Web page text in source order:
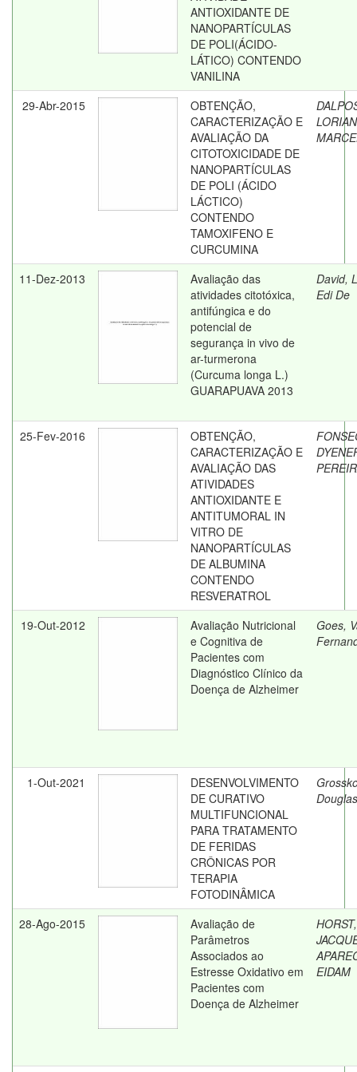
ANTIOXIDANTE DE
NANOPARTÍCULAS
DE POLI(ÁCIDO-
LÁTICO) CONTENDO
VANILINA
29-Abr-2015
OBTENÇÃO,
CARACTERIZAÇÃO E
AVALIAÇÃO DA
CITOTOXICIDADE DE
NANOPARTÍCULAS
DE POLI (ÁCIDO
LÁCTICO)
CONTENDO
TAMOXIFENO E
CURCUMINA
11-Dez-2013
Avaliação das
atividades citotóxica,
antifúngica e do
potencial de
segurança in vivo de
ar-turmerona
(Curcuma longa L.)
GUARAPUAVA 2013
David,
Edi De
25-Fev-2016
OBTENÇÃO,
CARACTERIZAÇÃO E
AVALIAÇÃO DAS
ATIVIDADES
ANTIOXIDANTE E
ANTITUMORAL IN
VITRO DE
NANOPARTÍCULAS
DE ALBUMINA
CONTENDO
RESVERATROL
19-Out-2012
Avaliação Nutricional
e Cognitiva de
Pacientes com
Diagnóstico Clínico da
Doença de Alzheimer
Goes,
1-Out-2021
DESENVOLVIMENTO
DE CURATIVO
MULTIFUNCIONAL
PARA TRATAMENTO
DE FERIDAS
CRÔNICAS POR
TERAPIA
FOTODINÂMICA
Douglas
28-Ago-2015
Avaliação de
Parâmetros
Associados ao
Estresse Oxidativo em
Pacientes com
Doença de Alzheimer
HORST,
EIDAM